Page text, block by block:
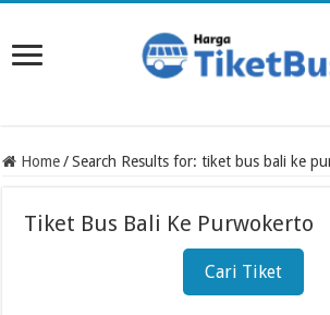
Home / Search Results for: tiket bus bali ke
Tiket Bus Bali Ke Purwokerto
Cari Tiket